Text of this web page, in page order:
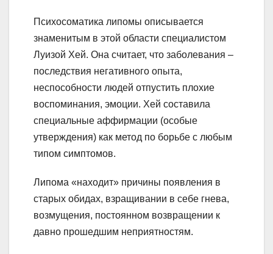
Психосоматика липомы описывается
знаменитым в этой области специалистом
Луизой Хей. Она считает, что заболевания –
последствия негативного опыта,
неспособности людей отпустить плохие
воспоминания, эмоции. Хей составила
специальные аффирмации (особые
утверждения) как метод по борьбе с любым
типом симптомов.
Липома «находит» причины появления в
старых обидах, взращивании в себе гнева,
возмущения, постоянном возвращении к
давно прошедшим неприятностям.